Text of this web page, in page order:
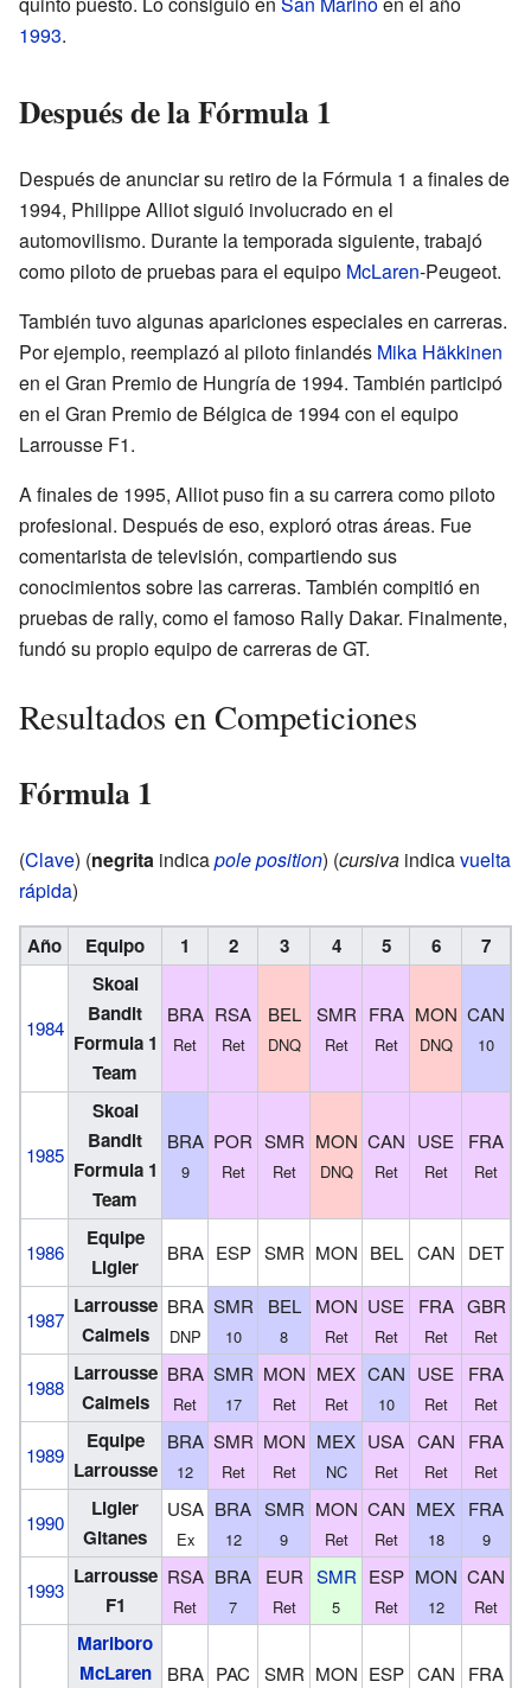
1993.
Después de la Fórmula 1
Después de anunciar su retiro de la Fórmula 1 a finales de
1994, Philippe Alliot siguió involucrado en el
automovilismo. Durante la temporada siguiente, trabajó
como piloto de pruebas para el equipo McLaren-Peugeot.
También tuvo algunas apariciones especiales en carreras.
Por ejemplo, reemplazó al piloto finlandés Mika Häkkinen
en el Gran Premio de Hungría de 1994. También participó
en el Gran Premio de Bélgica de 1994 con el equipo
Larrousse F1.
A finales de 1995, Alliot puso fin a su carrera como piloto
profesional. Después de eso, exploró otras áreas. Fue
comentarista de televisión, compartiendo sus
conocimientos sobre las carreras. También compitió en
pruebas de rally, como el famoso Rally Dakar. Finalmente,
fundó su propio equipo de carreras de GT.
Resultados en Competiciones
Fórmula 1
(Clave) (negrita indicapole position) (cursiva indicavuelta
rápida)
Año Equipo 1 2 3 4 5 6 7
1984
Skoal
Bandit
Formula 1
Team
BRA
Ret
RSA
Ret
BEL
DNQ
SMR
Ret
FRA
Ret
MON
DNQ
CAN
10
1985
Skoal
Bandit
Formula 1
Team
BRA
9
POR
Ret
SMR
Ret
MON
DNQ
CAN
Ret
USE
Ret
FRA
Ret
1986
Equipe
Ligier
BRA ESP SMR MON BEL CAN DET
1987
Larrousse
Calmels
BRA
DNP
SMR
10
BEL
8
MON
Ret
USE
Ret
FRA
Ret
GBR
Ret
1988
Larrousse
Calmels
BRA
Ret
SMR
17
MON
Ret
MEX
Ret
CAN
10
USE
Ret
FRA
Ret
1989
Equipe
Larrousse
BRA
12
SMR
Ret
MON
Ret
MEX
NC
USA
Ret
CAN
Ret
FRA
Ret
1990
Ligier
Gitanes
USA
Ex
BRA
12
SMR
9
MON
Ret
CAN
Ret
MEX
18
FRA
9
1993
Larrousse
F1
RSA
Ret
BRA
7
EUR
Ret
SMR
5
ESP
Ret
MON
12
CAN
Ret
Marlboro
McLaren
BRA PAC SMR MON ESP CAN FRA